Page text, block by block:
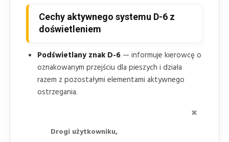
Drogi użytkowniku,
Cechy aktywnego systemu D-6 z
doświetleniem
Podświetlany znak D-6 — informuje kierowcę o
oznakowanym przejściu dla pieszych i działa
razem z pozostałymi elementami aktywnego
ostrzegania.
ostrzegawczy po wykryciu pieszego.